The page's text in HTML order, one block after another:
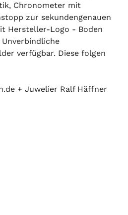
Chronometer mit
zur sekundengenauen
Hersteller-Logo - Boden
Unverbindliche
verfügbar. Diese folgen
+ Juwelier Ralf Häffner